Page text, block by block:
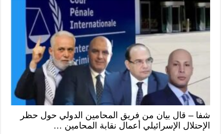
شفا – قال بيان من فريق المحامين الدولي حول حظر
الإحتلال الإسرائيلي أعمال نقابة المحامين …